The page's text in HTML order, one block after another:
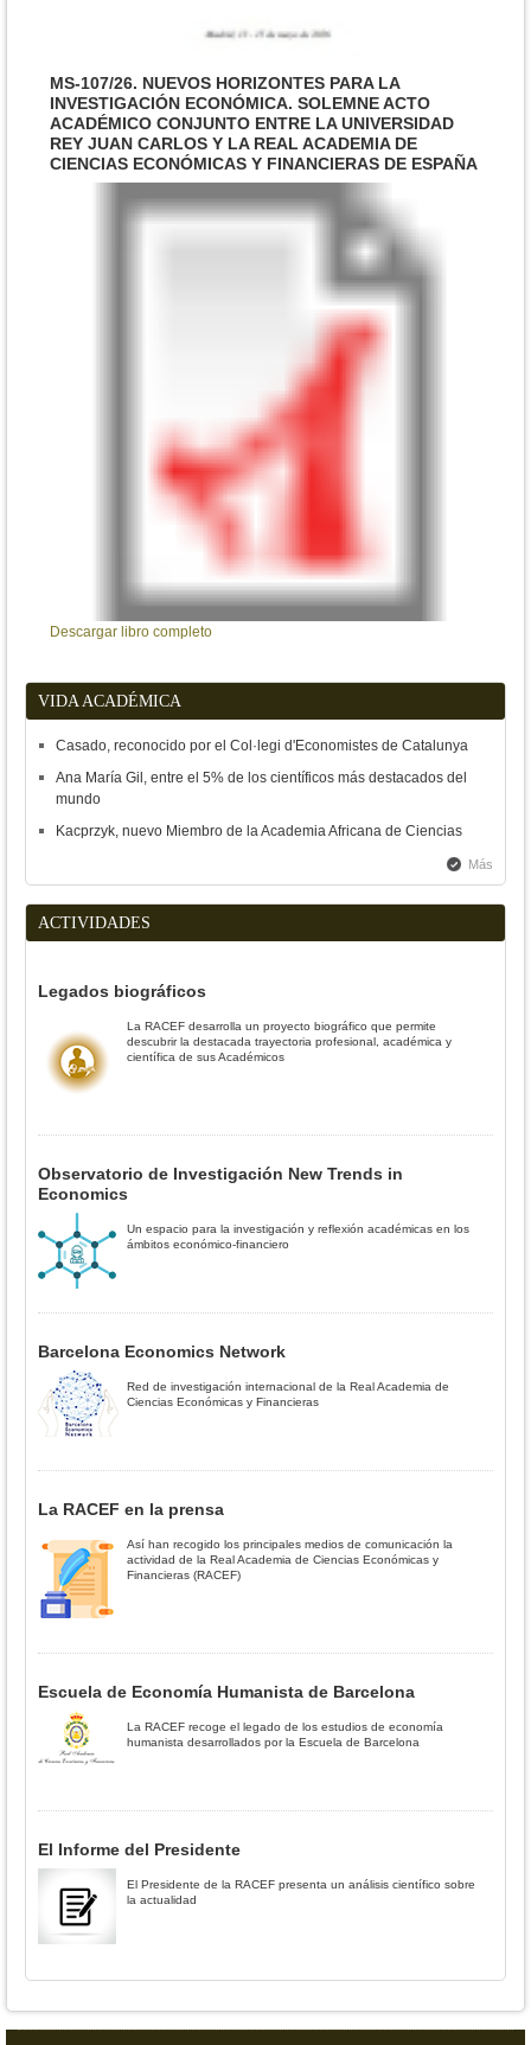
MS-107/26. NUEVOS HORIZONTES PARA LA
INVESTIGACIÓN ECONÓMICA. SOLEMNE ACTO
ACADÉMICO CONJUNTO ENTRE LA UNIVERSIDAD
REY JUAN CARLOS Y LA REAL ACADEMIA DE
CIENCIAS ECONÓMICAS Y FINANCIERAS DE ESPAÑA
Descargar libro completo
VIDA ACADÉMICA
Casado, reconocido por el Col·legi d'Economistes de Catalunya
Ana María Gil, entre el 5% de los científicos más destacados del
mundo
Kacprzyk, nuevo Miembro de la Academia Africana de Ciencias
Más
ACTIVIDADES
Legados biográficos
La RACEF desarrolla un proyecto biográfico que permite
descubrir la destacada trayectoria profesional, académica y
científica de sus Académicos
Observatorio de Investigación New Trends in
Economics
Un espacio para la investigación y reflexión académicas en los
ámbitos económico-financiero
Barcelona Economics Network
Red de investigación internacional de la Real Academia de
Ciencias Económicas y Financieras
La RACEF en la prensa
Así han recogido los principales medios de comunicación la
actividad de la Real Academia de Ciencias Económicas y
Financieras (RACEF)
Escuela de Economía Humanista de Barcelona
La RACEF recoge el legado de los estudios de economía
humanista desarrollados por la Escuela de Barcelona
El Informe del Presidente
El Presidente de la RACEF presenta un análisis científico sobre
la actualidad